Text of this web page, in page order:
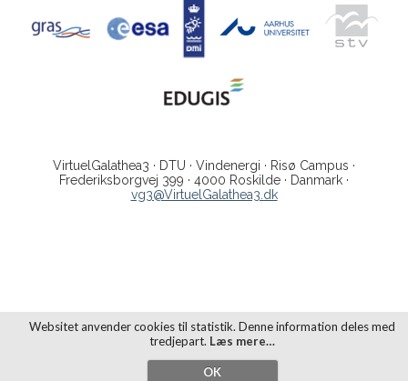
Websitet anvender cookies til statistik. Denne information deles med
tredjepart. Læs mere…
OK
VirtuelGalathea3 · DTU · Vindenergi · Risø Campus ·
Frederiksborgvej 399 · 4000 Roskilde · Danmark ·
vg3@VirtuelGalathea3.dk